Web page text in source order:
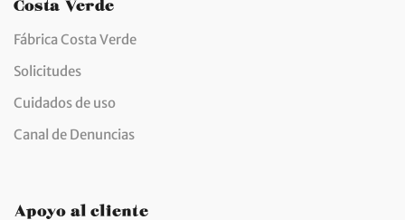
Costa Verde
Fábrica Costa Verde
Solicitudes
Cuidados de uso
Canal de Denuncias
Apoyo al cliente